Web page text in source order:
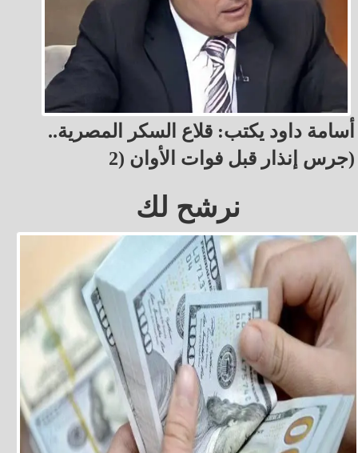
أسامة داود يكتب: قلاع السكر المصرية..
جرس إنذار قبل فوات الأوان (2)
نرشح لك